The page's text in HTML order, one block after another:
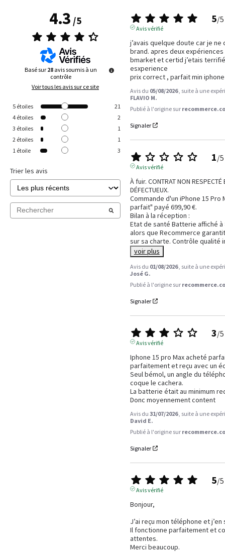
4.3/5
Basé sur 28 avis soumis à un
contrôle
Voir tous les avis sur ce site
5 étoiles
21
4 étoiles
2
3 étoiles
1
2 étoiles
1
1 étoile 3
Trier les avis
5/5
Avis vérifié
j’avais quelque doute car je ne
brand. apres deux
bmarket et certid j’etais
esxperience
prix correct , parfait min iphone
Avis du 05/08/2026 , suite à une
FLAVIO M.
Publié à l'origine sur
Signaler
1/5
Avis vérifié
À fuir. CONTRAT NON RESPECTÉ
DÉFECTUEUX.
Commande d'un iPhone 15 Pro
parfait" payé 699,90 €.
Bilan à la réception :
Etat de santé Batterie affiché
alors que Recommerce
sur sa charte. Contrôle qualité
voir plus
Avis du 01/08/2026 , suite à une
José G.
Publié à l'origine sur
Signaler
3/5
Avis vérifié
Iphone 15 pro Max acheté
parfaitement et reçu avec un
Seul bémol, un angle du
coque le cachera.
La batterie était au minimum
Donc moyennement content
Avis du 31/07/2026 , suite à une
David E.
Publié à l'origine sur
Signaler
5/5
Avis vérifié
Bonjour,
J’ai reçu mon téléphone et
Il fonctionne parfaitement et
attentes.
Merci beaucoup.